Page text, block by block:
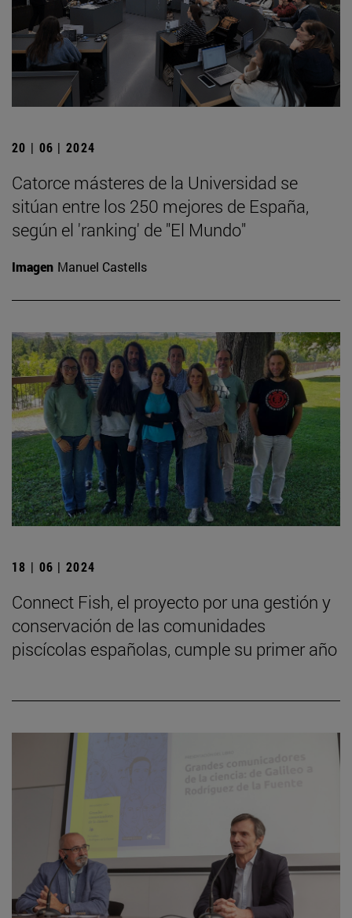
20 | 06 | 2024
Catorce másteres de la Universidad se
sitúan entre los 250 mejores de España,
según el 'ranking' de "El Mundo"
Imagen Manuel Castells
18 | 06 | 2024
Connect Fish, el proyecto por una gestión y
conservación de las comunidades
piscícolas españolas, cumple su primer año